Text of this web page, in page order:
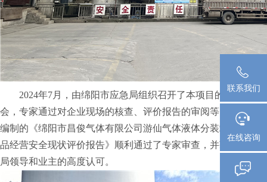
2024年7月，由绵阳市应急局组织召开了本项目的现场评审
会，专家通过对企业现场的核查、评价报告的审阅等，由我公司
编制的《绵阳市昌俊气体有限公司游仙气体液体分装站危险化学
品经营安全现状评价报告》顺利通过了专家审查，并获得了应急
局领导和业主的高度认可。
联系我们
在线咨询